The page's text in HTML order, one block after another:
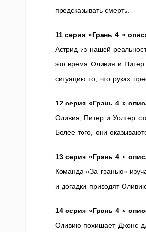
предсказывать смерть.
11 серия «Грань 4 »
Астрид из нашей
это время Оливия и Питер
ситуацию то, что руках
12 серия «Грань 4 »
Оливия, Питер и Уолтер
Более того, они
13 серия «Грань 4 »
Команда «За гранью»
и догадки приводят
14 серия «Грань 4 »
Оливию похищает Джонс